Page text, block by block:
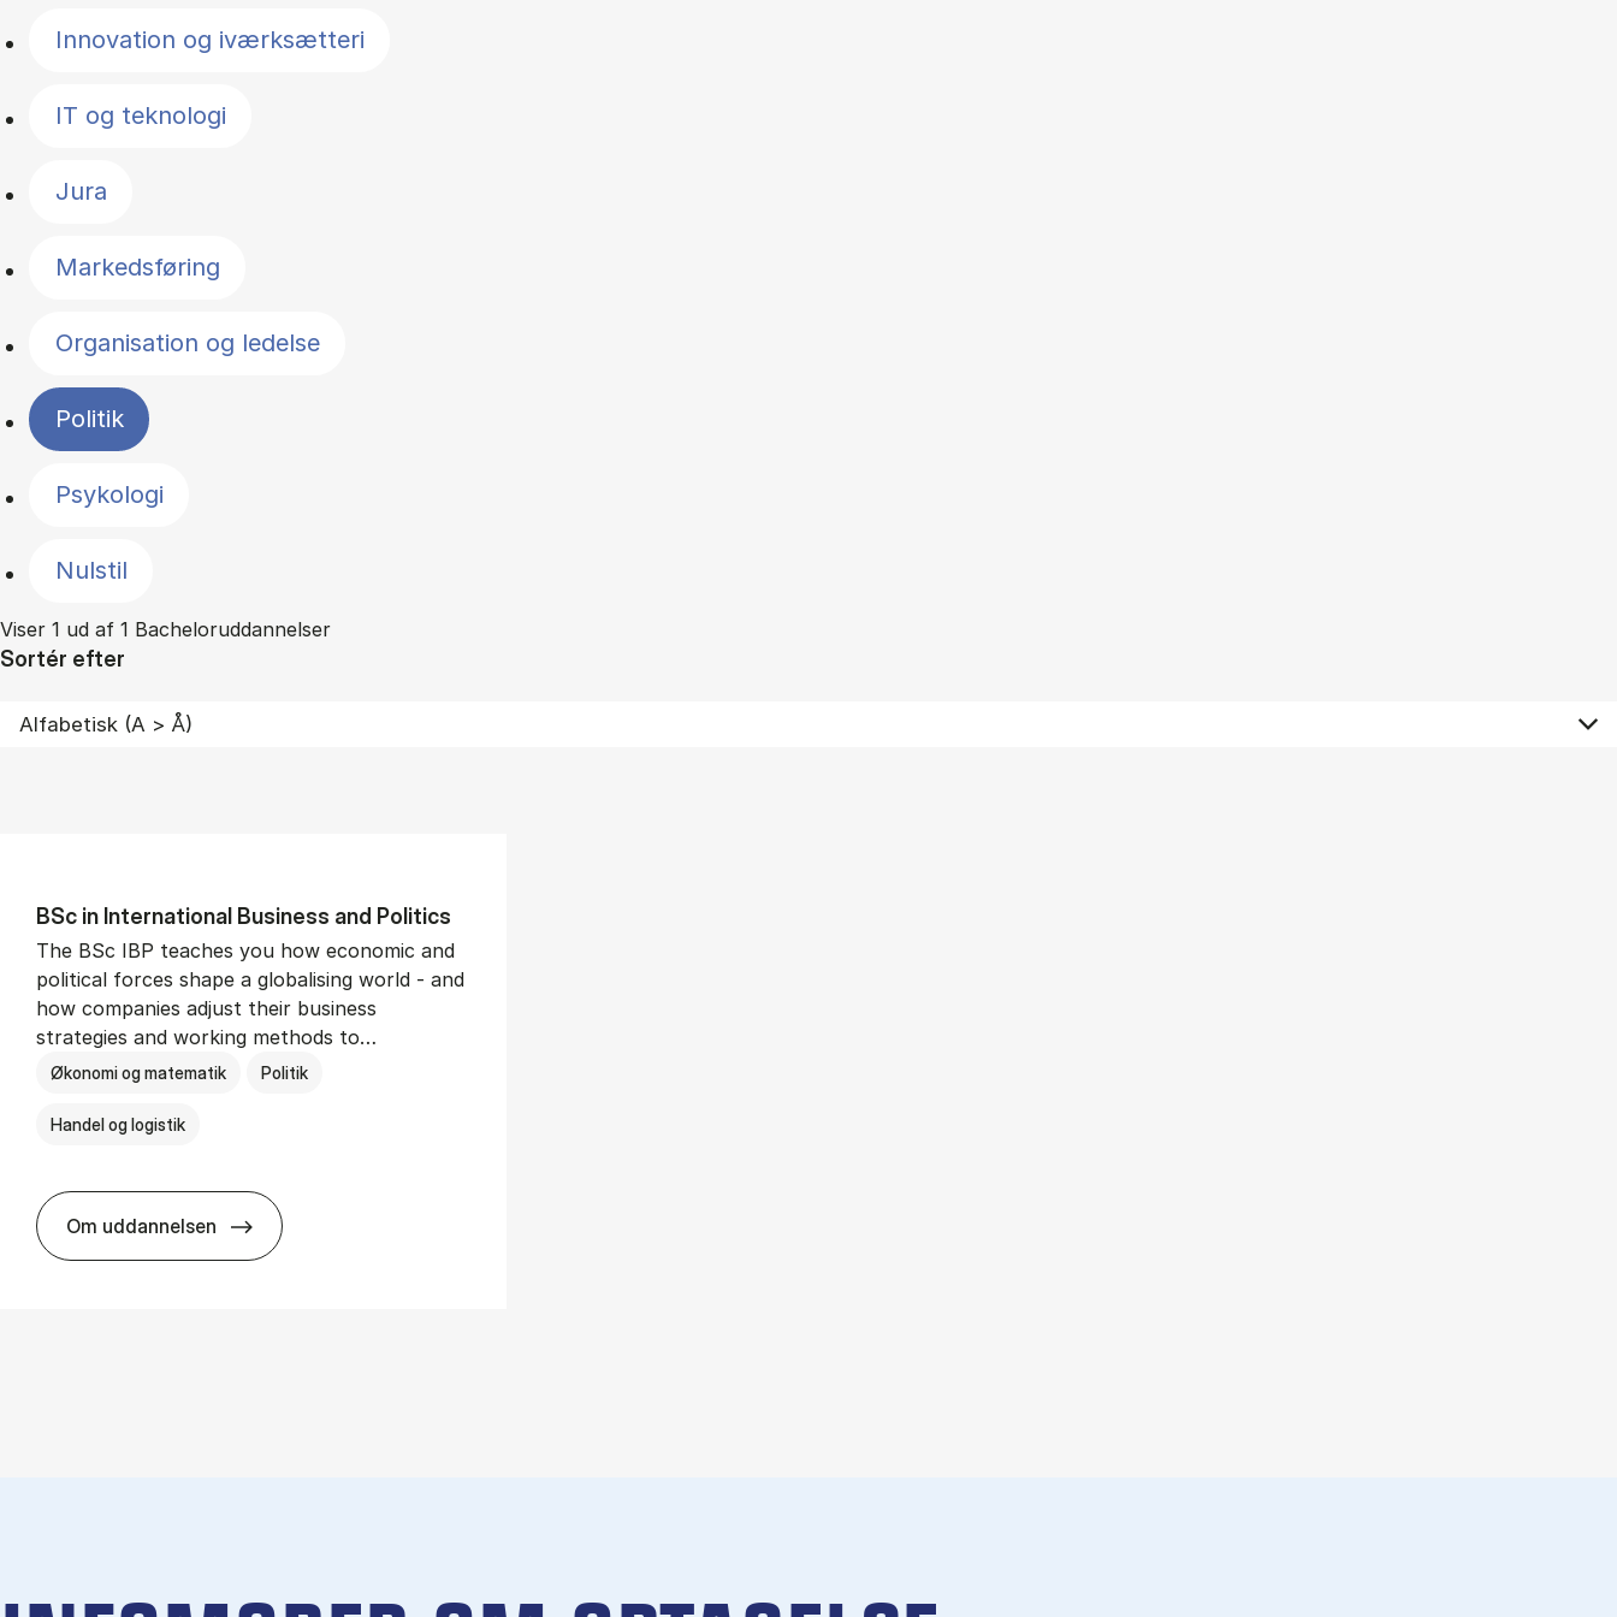
Innovation og iværksætteri
IT og teknologi
Jura
Markedsføring
Organisation og ledelse
Politik
Psykologi
Nulstil
Viser 1 ud af 1 Bacheloruddannelser
Sortér efter
BSc in In­ter­na­tion­al Busi­ness and Polit­ics
The BSc IBP teaches you how economic and
political forces shape a globalising world - and
how companies adjust their business
strategies and working methods to…
Økonomi og matematik Politik
Handel og logistik
Om uddannelsen
BSc in In­ter­na­tion­al Busi­ness and Polit­ics